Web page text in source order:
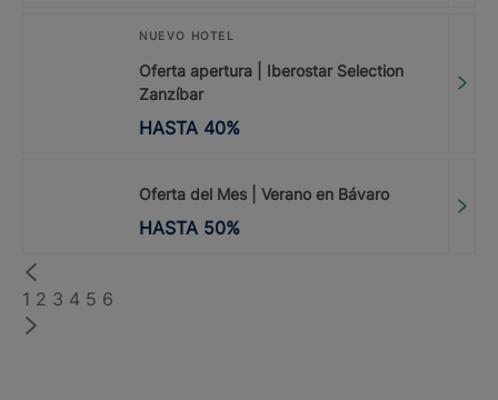
NUEVO HOTEL
Oferta apertura | Iberostar Selection
Zanzíbar
HASTA 40%
Oferta del Mes | Verano en Bávaro
HASTA 50%
1 2 3 4 5 6